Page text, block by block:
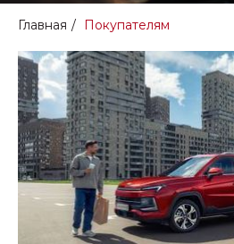
Главная / Покупателям